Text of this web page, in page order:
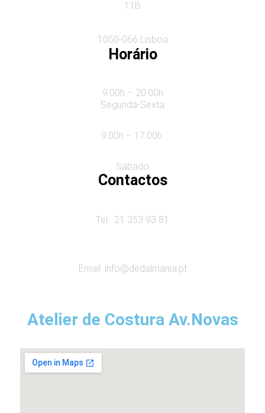
11B
1050-066 Lisboa
Horário
9.00h – 20.00h
Segunda-Sexta
9.00h – 17.00h
Sábado
Contactos
Tel : 21 353 93 81
Email: info@dedalmania.pt
Atelier de Costura Av.Novas